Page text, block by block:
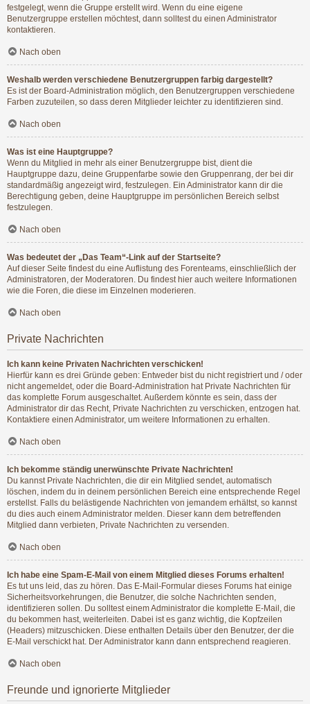
festgelegt, wenn die Gruppe erstellt wird. Wenn du eine eigene
Benutzergruppe erstellen möchtest, dann solltest du einen Administrator
kontaktieren.
Nach oben
Weshalb werden verschiedene Benutzergruppen farbig dargestellt?
Es ist der Board-Administration möglich, den Benutzergruppen verschiedene
Farben zuzuteilen, so dass deren Mitglieder leichter zu identifizieren sind.
Nach oben
Was ist eine Hauptgruppe?
Wenn du Mitglied in mehr als einer Benutzergruppe bist, dient die
Hauptgruppe dazu, deine Gruppenfarbe sowie den Gruppenrang, der bei dir
standardmäßig angezeigt wird, festzulegen. Ein Administrator kann dir die
Berechtigung geben, deine Hauptgruppe im persönlichen Bereich selbst
festzulegen.
Nach oben
Was bedeutet der „Das Team“-Link auf der Startseite?
Auf dieser Seite findest du eine Auflistung des Forenteams, einschließlich der
Administratoren, der Moderatoren. Du findest hier auch weitere Informationen
wie die Foren, die diese im Einzelnen moderieren.
Nach oben
Private Nachrichten
Ich kann keine Privaten Nachrichten verschicken!
Hierfür kann es drei Gründe geben: Entweder bist du nicht registriert und / oder
nicht angemeldet, oder die Board-Administration hat Private Nachrichten für
das komplette Forum ausgeschaltet. Außerdem könnte es sein, dass der
Administrator dir das Recht, Private Nachrichten zu verschicken, entzogen hat.
Kontaktiere einen Administrator, um weitere Informationen zu erhalten.
Nach oben
Ich bekomme ständig unerwünschte Private Nachrichten!
Du kannst Private Nachrichten, die dir ein Mitglied sendet, automatisch
löschen, indem du in deinem persönlichen Bereich eine entsprechende Regel
erstellst. Falls du belästigende Nachrichten von jemandem erhältst, so kannst
du dies auch einem Administrator melden. Dieser kann dem betreffenden
Mitglied dann verbieten, Private Nachrichten zu versenden.
Nach oben
Ich habe eine Spam-E-Mail von einem Mitglied dieses Forums erhalten!
Es tut uns leid, das zu hören. Das E-Mail-Formular dieses Forums hat einige
Sicherheitsvorkehrungen, die Benutzer, die solche Nachrichten senden,
identifizieren sollen. Du solltest einem Administrator die komplette E-Mail, die
du bekommen hast, weiterleiten. Dabei ist es ganz wichtig, die Kopfzeilen
(Headers) mitzuschicken. Diese enthalten Details über den Benutzer, der die
E-Mail verschickt hat. Der Administrator kann dann entsprechend reagieren.
Nach oben
Freunde und ignorierte Mitglieder